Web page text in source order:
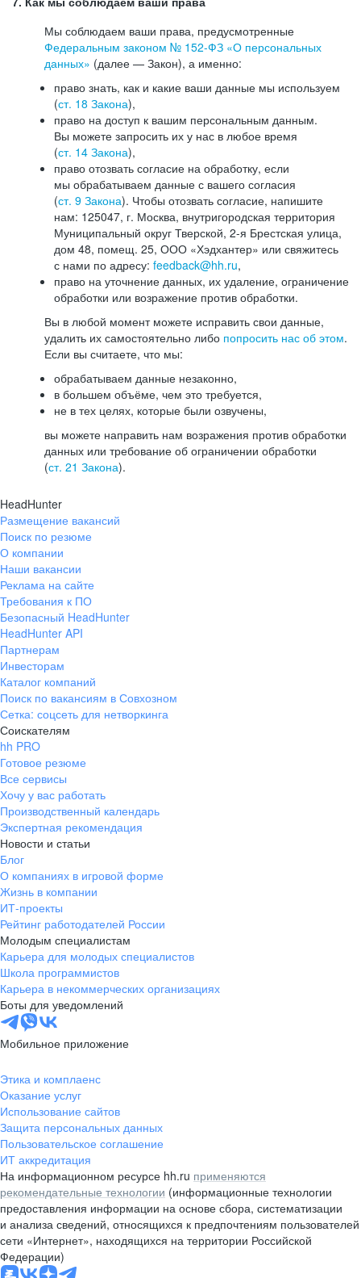
Мы соблюдаем ваши права, предусмотренные
Федеральным законом № 152-ФЗ «О персональных
данных» (далее — Закон), а именно:
право знать, как и какие ваши данные мы используем
(ст. 18 Закона),
право на доступ к вашим персональным данным.
Вы можете запросить их у нас в любое время
(ст. 14 Закона),
право отозвать согласие на обработку, если
мы обрабатываем данные с вашего согласия
(ст. 9 Закона). Чтобы отозвать согласие, напишите
нам: 125047, г. Москва, внутригородская территория
Муниципальный округ Тверской, 2-я Брестская улица,
дом 48, помещ. 25, ООО «Хэдхантер» или свяжитесь
с нами по адресу: feedback@hh.ru,
право на уточнение данных, их удаление, ограничение
обработки или возражение против обработки.
Вы в любой момент можете исправить свои данные,
удалить их самостоятельно либо попросить нас об этом.
Если вы считаете, что мы:
обрабатываем данные незаконно,
в большем объёме, чем это требуется,
не в тех целях, которые были озвучены,
вы можете направить нам возражения против обработки
данных или требование об ограничении обработки
(ст. 21 Закона).
HeadHunter
Размещение вакансий
Поиск по резюме
О компании
Наши вакансии
Реклама на сайте
Требования к ПО
Безопасный HeadHunter
HeadHunter API
Партнерам
Инвесторам
Каталог компаний
Поиск по вакансиям в Совхозном
Сетка: соцсеть для нетворкинга
Соискателям
hh PRO
Готовое резюме
Все сервисы
Хочу у вас работать
Производственный календарь
Экспертная рекомендация
Новости и статьи
Блог
О компаниях в игровой форме
Жизнь в компании
ИТ-проекты
Рейтинг работодателей России
Молодым специалистам
Карьера для молодых специалистов
Школа программистов
Карьера в некоммерческих организациях
Боты для уведомлений
Мобильное приложение
Этика и комплаенс
Оказание услуг
Использование сайтов
Защита персональных данных
Пользовательское соглашение
ИТ аккредитация
На информационном ресурсе hh.ru применяются
рекомендательные технологии (информационные технологии
предоставления информации на основе сбора, систематизации
и анализа сведений, относящихся к предпочтениям пользователей
сети «Интернет», находящихся на территории Российской
Федерации)